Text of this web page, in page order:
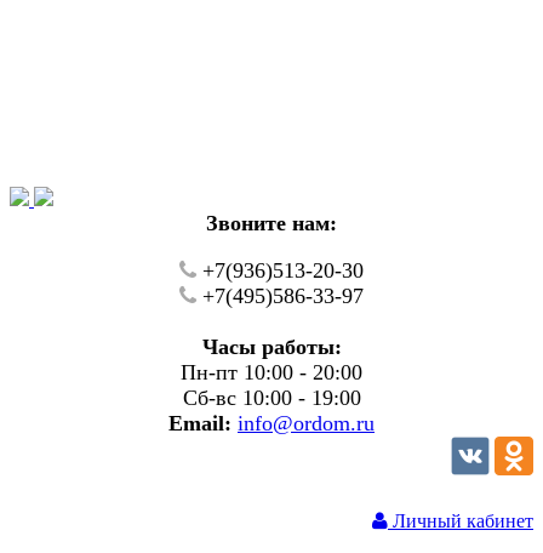
Звоните нам:
+7(936)513-20-30
+7(495)586-33-97
Часы работы:
Пн-пт 10:00 - 20:00
Сб-вс 10:00 - 19:00
Email: info@ordom.ru
Личный кабинет